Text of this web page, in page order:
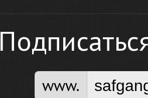
www.